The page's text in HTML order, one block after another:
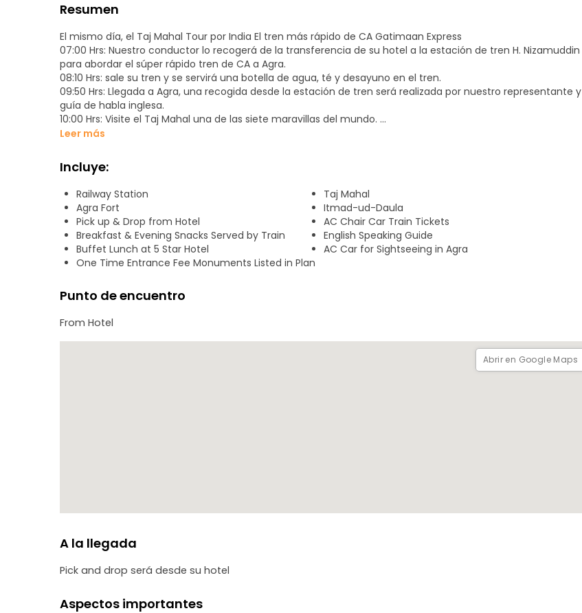
Resumen
El mismo día, el Taj Mahal Tour por India El tren más rápido de CA Gatimaan Express
07:00 Hrs: Nuestro conductor lo recogerá de la transferencia de su hotel a la estación de tren H. Nizamuddin
para abordar el súper rápido tren de CA a Agra.
08:10 Hrs: sale su tren y se servirá una botella de agua, té y desayuno en el tren.
09:50 Hrs: Llegada a Agra, una recogida desde la estación de tren será realizada por nuestro representante y
guía de habla inglesa.
10:00 Hrs: Visite el Taj Mahal una de las siete maravillas del mundo.
12:00 Hrs: Visite Agra Fort un vasto museo de edificios interesantes.
14:30 Hrs: Visita I'timād-ud-Daulah (Baby Taj).
15:30 Hrs: Tarde libre para explorar el Bazar de Agra rico patrimonio de artesanías o libre en el ocio. Uno puede
comprar la artesanía de mármol más famosa allí / Dulces o Después de un día de agitada gira disfrutar de
Masaje Corporal Relajante (Base de Pago Directo)
17:00 Hrs: traslado a la estación de tren para abordar su tren a Delhi.
17:50 Hrs: el tren sale de Agra, se le servirá una botella de agua, jugo envasado, aperitivos y té / café
19:30 Hrs: Llegada a Delhi, nuestro chofer se encontrará con usted en la entrada del restaurante Comesum.
Puerta fuera de la plataforma 1 y traslado de su hotel.
Leer más
Incluye:
Railway Station
Taj Mahal
Agra Fort
Itmad-ud-Daula
Pick up & Drop from Hotel
AC Chair Car Train Tickets
Breakfast & Evening Snacks Served by Train
English Speaking Guide
Buffet Lunch at 5 Star Hotel
AC Car for Sightseeing in Agra
One Time Entrance Fee Monuments Listed in Plan
Punto de encuentro
From Hotel
Abrir en Google Maps
A la llegada
Pick and drop será desde su hotel
Aspectos importantes